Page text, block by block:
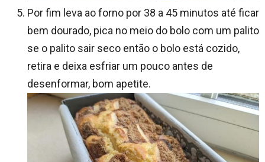
Por fim leva ao forno por 38 a 45 minutos até ficar
bem dourado, pica no meio do bolo com um palito
se o palito sair seco então o bolo está cozido,
retira e deixa esfriar um pouco antes de
desenformar, bom apetite.